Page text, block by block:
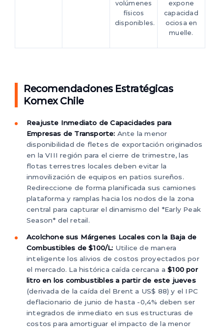
volúmenes
físicos
disponibles.
expone
capacidad
ociosa en
muelle.
Recomendaciones Estratégicas
Komex Chile
Reajuste Inmediato de Capacidades para
Empresas de Transporte: Ante la menor
disponibilidad de fletes de exportación originados
en la VIII región para el cierre de trimestre, las
flotas terrestres locales deben evitar la
inmovilización de equipos en patios sureños.
Redireccione de forma planificada sus camiones
plataforma y ramplas hacia los nodos de la zona
central para capturar el dinamismo del *Early Peak
Season* del retail.
Acolchone sus Márgenes Locales con la Baja de
Combustibles de $100/L: Utilice de manera
inteligente los alivios de costos proyectados por
el mercado. La histórica caída cercana a$100 por
litro en los combustibles a partir de este jueves
(derivada de la caída del Brent a US$ 88) y el IPC
deflacionario de junio de hasta -0,4% deben ser
integrados de inmediato en sus estructuras de
costos para amortiguar el impacto de la menor